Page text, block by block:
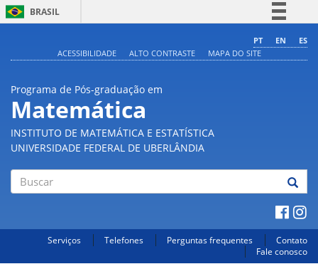
BRASIL
Comunica BR
PT EN
ES
ACESSIBILIDADE
ALTO CONTRASTE MAPA DO SITE
Programa de Pós-graduação em
Matemática
INSTITUTO DE MATEMÁTICA E ESTATÍSTICA
UNIVERSIDADE FEDERAL DE UBERLÂNDIA
Serviços Telefones Perguntas frequentes
Contato
Fale conosco